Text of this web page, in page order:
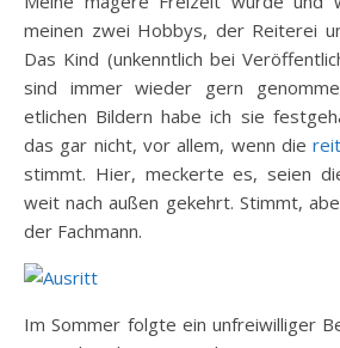
meinen zwei Hobbys, der Reiterei
Das Kind (unkenntlich bei
sind immer wieder gern
etlichen Bildern habe ich sie
das gar nicht, vor allem, wenn die
stimmt. Hier, meckerte es, seien
weit nach außen gekehrt. Stimmt,
der Fachmann.
Im Sommer folgte ein unfreiwilliger